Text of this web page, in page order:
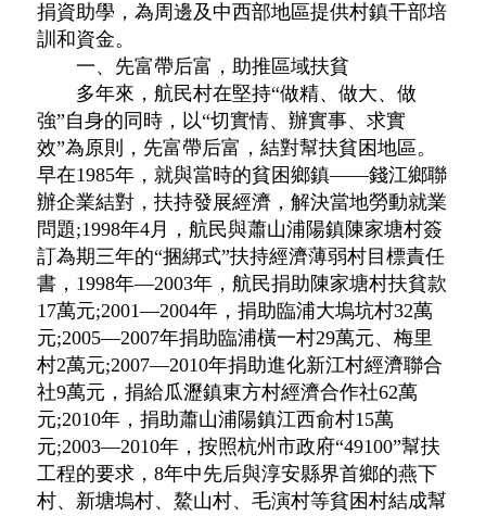
捐資助學，為周邊及中西部地區提供村鎮干部培
訓和資金。
一、先富帶后富，助推區域扶貧
多年來，航民村在堅持“做精、做大、做
強”自身的同時，以“切實情、辦實事、求實
效”為原則，先富帶后富，結對幫扶貧困地區。
早在1985年，就與當時的貧困鄉鎮——錢江鄉聯
辦企業結對，扶持發展經濟，解決當地勞動就業
問題;1998年4月，航民與蕭山浦陽鎮陳家塘村簽
訂為期三年的“捆綁式”扶持經濟薄弱村目標責任
書，1998年—2003年，航民捐助陳家塘村扶貧款
17萬元;2001—2004年，捐助臨浦大塢坑村32萬
元;2005—2007年捐助臨浦橫一村29萬元、梅里
村2萬元;2007—2010年捐助進化新江村經濟聯合
社9萬元，捐給瓜瀝鎮東方村經濟合作社62萬
元;2010年，捐助蕭山浦陽鎮江西俞村15萬
元;2003—2010年，按照杭州市政府“49100”幫扶
工程的要求，8年中先后與淳安縣界首鄉的燕下
村、新塘塢村、鰲山村、毛演村等貧困村結成幫